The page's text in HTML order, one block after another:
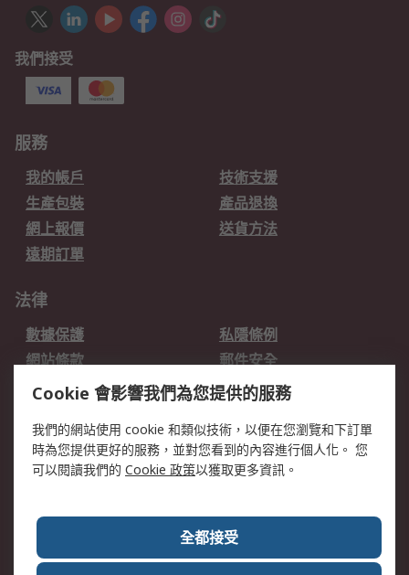
我們接受
服務
我的帳戶
技術支援
生產包裝
產品退換
網上報價
送貨方法
遠期訂單
法律
數據保護
私隱條例
網站條款
郵件安全
销售条款和条件
關於RS
RS的歷史
關於RS
加入我們
新聞中心
RS銷售條款
Cookie 會影響我們為您提供的服務
我們的網站使用 cookie 和類似技術，以便在您瀏覽和下訂單
時為您提供更好的服務，並對您看到的內容進行個人化。 您
可以閱讀我們的 Cookie 政策以獲取更多資訊。
全都接受